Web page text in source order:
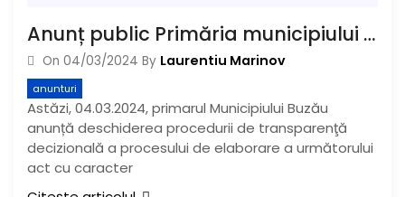
Anunț public Primăria municipiului Buzău
On 04/03/2024 By Laurentiu Marinov
anunturi
Astăzi, 04.03.2024, primarul Municipiului Buzău
anunță deschiderea procedurii de transparenţă
decizională a procesului de elaborare a următorului
act cu caracter